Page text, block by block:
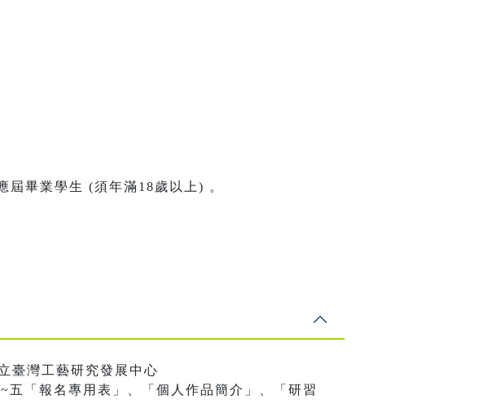
屆畢業學生 (須年滿18歲以上) 。
臺灣工藝研究發展中心
五「報名專用表」、「個人作品簡介」、「研習